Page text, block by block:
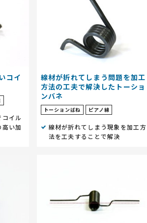
コイ
イル
い加
線材が折れてしまう問題を加工
方法の工夫で解決したトーショ
ンバネ
トーションばね ピアノ線
線材が折れてしまう現象を加工方
法を工夫することで解決